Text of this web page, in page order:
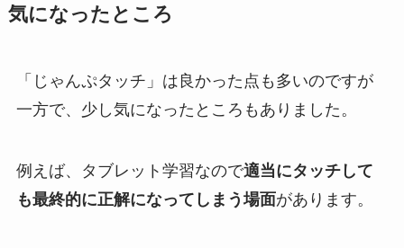
気になったところ
「じゃんぷタッチ」は良かった点も多いのですが
一方で、少し気になったところもありました。
例えば、タブレット学習なので適当にタッチして
も最終的に正解になってしまう場面があります。